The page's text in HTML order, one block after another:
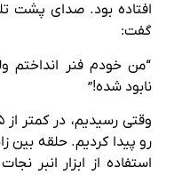
افتاده بود. صدای پشت
گفت:
“من خودم فنر انداختم
نابود شده!”
رو پیدا کردیم. حلقه بین
استفاده از ابزار انبر